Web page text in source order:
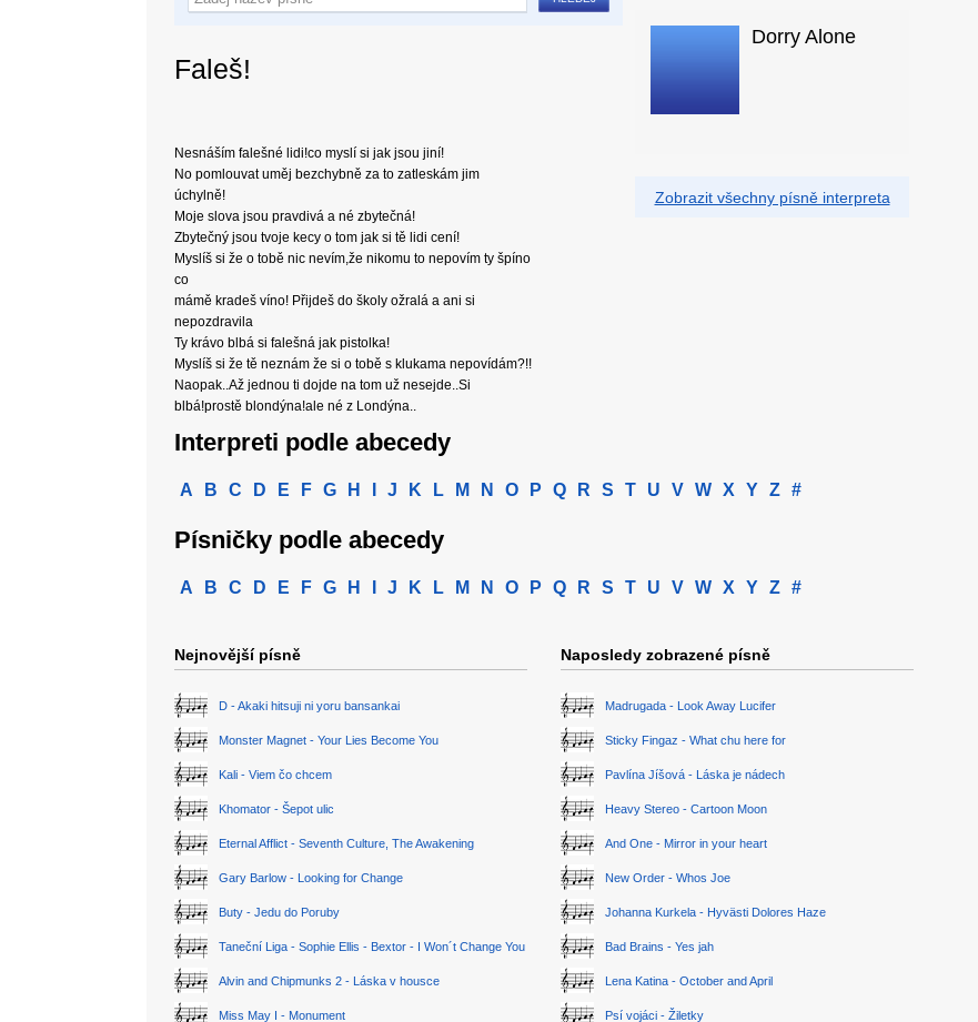
Faleš!
Nesnáším falešné lidi!co myslí si jak jsou jiní!
No pomlouvat uměj bezchybně za to zatleskám jim
úchylně!
Moje slova jsou pravdivá a né zbytečná!
Zbytečný jsou tvoje kecy o tom jak si tě lidi cení!
Myslíš si že o tobě nic nevím,že nikomu to nepovím ty špíno
co
mámě kradeš víno! Přijdeš do školy ožralá a ani si
nepozdravila
Ty krávo blbá si falešná jak pistolka!
Myslíš si že tě neznám že si o tobě s klukama nepovídám?!!
Naopak..Až jednou ti dojde na tom už nesejde..Si
blbá!prostě blondýna!ale né z Londýna..
Dorry Alone
Zobrazit všechny písně interpreta
Interpreti podle abecedy
A B C D E F G H J K L M N O P Q R S T U V W X Y Z #
Písničky podle abecedy
A B C D E F G H J K L M N O P Q R S T U V W X Y Z #
Nejnovější písně
D - Akaki hitsuji ni yoru bansankai
Monster Magnet - Your Lies Become You
Kali - Viem čo chcem
Khomator - Šepot ulic
Eternal Afflict - Seventh Culture, The Awakening
Gary Barlow - Looking for Change
Buty - Jedu do Poruby
Taneční Liga - Sophie Ellis - Bextor - I Won´t Change You
Alvin and Chipmunks 2 - Láska v housce
Miss May I - Monument
Naposledy zobrazené písně
Madrugada - Look Away Lucifer
Sticky Fingaz - What chu here for
Pavlína Jíšová - Láska je nádech
Heavy Stereo - Cartoon Moon
And One - Mirror in your heart
New Order - Whos Joe
Johanna Kurkela - Hyvästi Dolores Haze
Bad Brains - Yes jah
Lena Katina - October and April
Psí vojáci - Žiletky